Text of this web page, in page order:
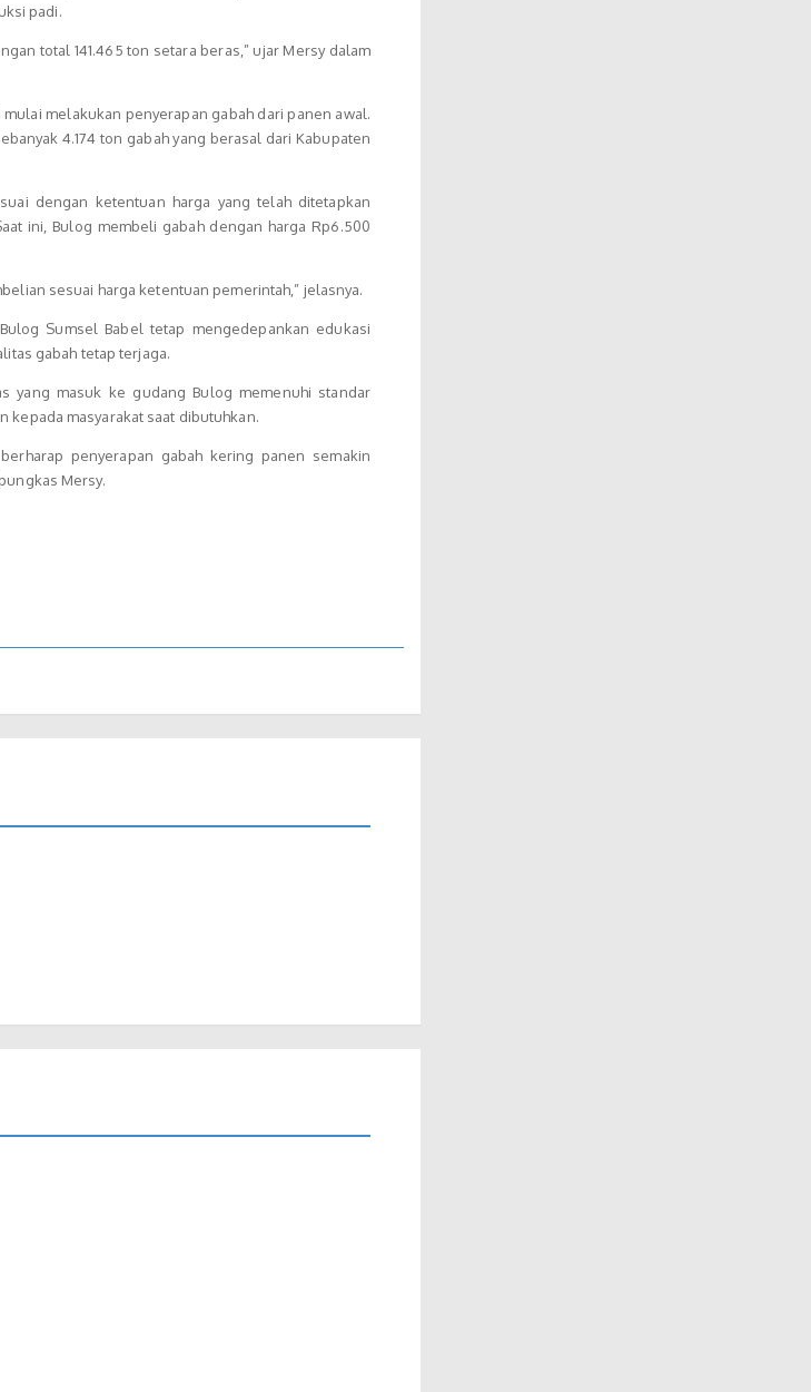
padi.
total 141.465 ton setara beras,” ujar Mersy dalam
melakukan penyerapan gabah dari panen awal.
4.174 ton gabah yang berasal dari Kabupaten
dengan ketentuan harga yang telah ditetapkan
ini, Bulog membeli gabah dengan harga Rp6.500
sesuai harga ketentuan pemerintah,” jelasnya.
Sumsel Babel tetap mengedepankan edukasi
gabah tetap terjaga.
yang masuk ke gudang Bulog memenuhi standar
kepada masyarakat saat dibutuhkan.
penyerapan gabah kering panen semakin
Mersy.